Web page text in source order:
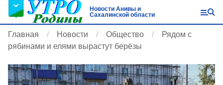
Новости Анивы и
Сахалинской области
Главная Новости Общество
Рядом с
рябинами и елями вырастут берёзы